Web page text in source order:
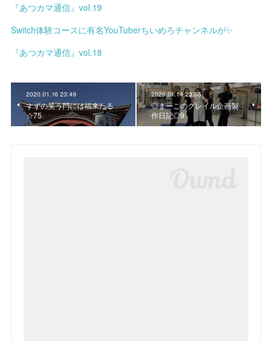
『あつカマ通信』vol.19
Switch体験コースに有名YouTuberちいめろチャンネルが✨
『あつカマ通信』vol.18
2020.01.16 23:49
すずの笑う門には福来たる
☆75
2020.01.14 23:05
◎まーこのグレイル企画製
作日記◎9